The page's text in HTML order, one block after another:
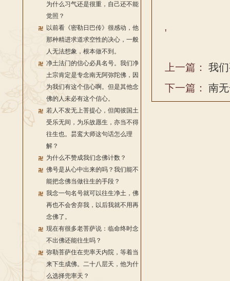
为什么习气还是很重，自己还不能
觉照？
以前看《密勒日巴传》很感动，他
那种精进求道求空性的决心，一般
人无法想象，根本做不到。
净土法门的信心必具名号。我们净
土宗肯定是专念南无阿弥陀佛，因
为我们有这个信心啊。但是其他念
佛的人未必有这个信心。
若人不发无上菩提心，但闻彼国土
受乐无间，为乐故愿生，亦当不得
往生也。昙鸾大师这句话怎么理
解？
为什么不赞成我们念佛计数？
佛号是从心中出来的吗？我们能不
能把念佛当做往生的手段？
我念一句名号就可以往生净土，佛
再也不会舍弃我，以后我就不用再
念佛了。
现在有很多老菩萨说：临命终时念
不出佛还能往生吗？
弥勒菩萨住在兜率天内院，等着当
来下生成佛。二十八层天，他为什
么选择兜率天？
'
上一篇： 我
下一篇： 南